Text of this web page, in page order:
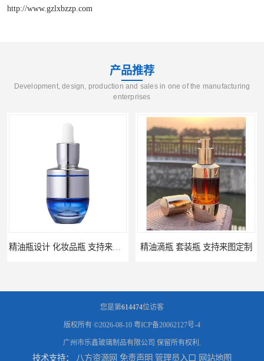
http://www.gzlxbzzp.com
产品推荐
Development, design, production and sales in one of the manufacturing
enterprises
精油滴瓶 套装瓶 支持来图定制
您是第614474位访客
版权所有 ©2026-08-10 粤ICP备20062127号-4
广州市乐鑫玻璃制品有限公司 保留所有权利.
技术支持： 八方资源网 免责声明 管理员入口 网站地图